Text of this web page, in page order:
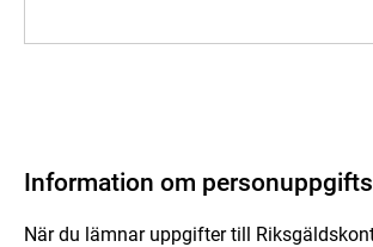
Information om
När du lämnar uppgifter till